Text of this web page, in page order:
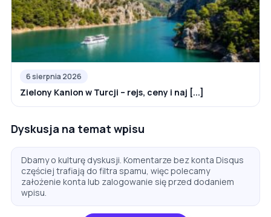
6 sierpnia 2026
Zielony Kanion w Turcji – rejs, ceny i naj [...]
Dyskusja na temat wpisu
Dbamy o kulturę dyskusji. Komentarze bez konta Disqus
częściej trafiają do filtra spamu, więc polecamy
założenie konta lub zalogowanie się przed dodaniem
wpisu.